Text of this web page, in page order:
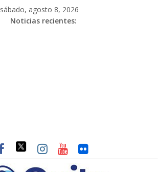
sábado, agosto 8, 2026
Noticias recientes: